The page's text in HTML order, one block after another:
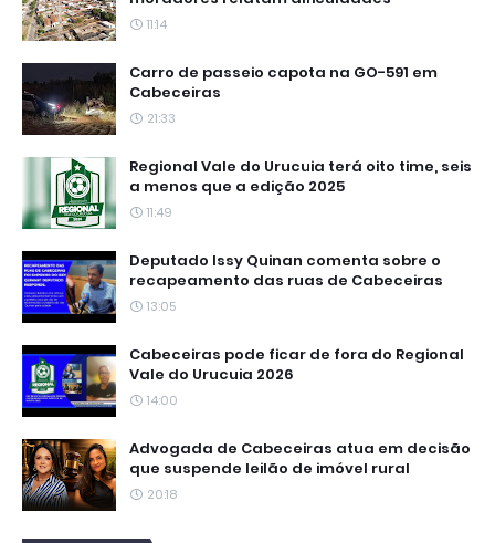
11:14
Carro de passeio capota na GO-591 em
Cabeceiras
21:33
Regional Vale do Urucuia terá oito time, seis
a menos que a edição 2025
11:49
Deputado Issy Quinan comenta sobre o
recapeamento das ruas de Cabeceiras
13:05
Cabeceiras pode ficar de fora do Regional
Vale do Urucuia 2026
14:00
Advogada de Cabeceiras atua em decisão
que suspende leilão de imóvel rural
20:18